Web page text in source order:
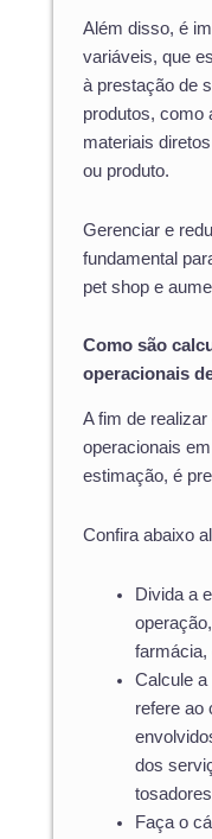
Além disso, é
variáveis, que
à prestação de
produtos, como
materiais
ou produto.
Gerenciar e
fundamental
pet shop e
Como são
operacionais
A fim de
operacionais
estimação, é
Confira abaixo
Divida a
farmácia,
Calcule a
refere ao
dos
Faça o